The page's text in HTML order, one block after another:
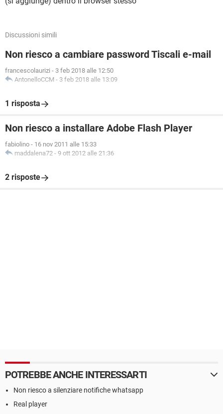
Discussioni simili
Non riesco a cambiare password Tiscali e-mail
francescolaurizi - 3 feb 2018 alle 12:50
AntonelloCCM - 3 feb 2018 alle 13:09
1 risposta
Non riesco a installare Adobe Flash Player
fabiolino - 16 nov 2011 alle 15:33
maddalena72 - 9 ott 2012 alle 21:36
2 risposte
POTREBBE ANCHE INTERESSARTI
Non riesco a silenziare notifiche whatsapp
Real player